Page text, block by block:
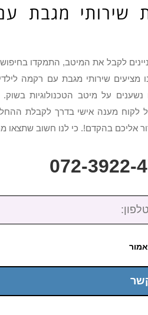
שירותי מגבת
לקבל את המיטב, התמקדו
מציעים שירותי מגבת עם רקמה
על מיטב הטכנולוגיות
לקוח מענה אישי בדרך לקבלת
אליכם בהקדם!. כי לנו חשוב שתצאו